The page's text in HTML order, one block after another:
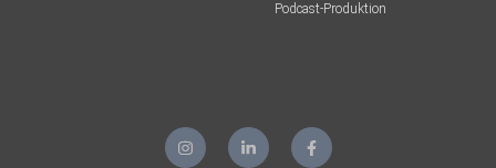
Podcast-Produktion